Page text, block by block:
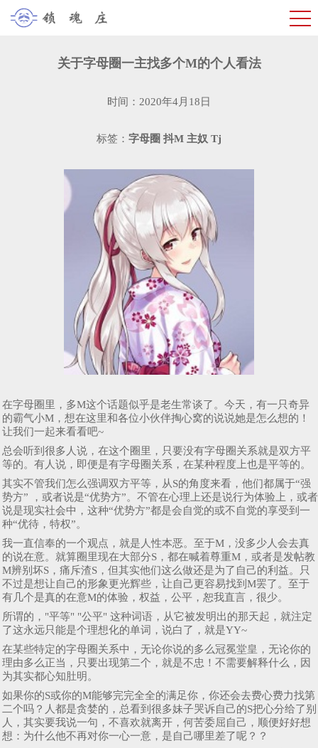
关于字母圈一主找多个M的个人看法
时间：2020年4月18日
标签： 字母圈 抖M 主奴 Tj
在字母圈里，多M这个话题似乎是老生常谈了。今天，有一只奇异
的霸气小M，想在这里和各位小伙伴掏心窝的说说她是怎么想的！
让我们一起来看看吧~
总会听到很多人说，在这个圈里，只要没有字母圈关系就是双方平
等的。有人说，即便是有字母圈关系，在某种程度上也是平等的。
其实不管我们怎么强调双方平等，从S的角度来看，他们都属于“强
势方” ，或者说是“优势方”。不管在心理上还是说行为体验上，或者
说是现实社会中，这种“优势方”都是会自觉的或不自觉的享受到一
种“优待，特权”。
我一直信奉的一个观点，就是人性本恶。至于M，没多少人会去真
的说在意。就算圈里现在大部分S，都在喊着尊重M，或者是发帖教
M辨别坏S，痛斥渣S，但其实他们这么做还是为了自己的利益。只
不过是想让自己的形象更光辉些，让自己更容易找到M罢了。至于
有几个是真的在意M的体验，权益，公平，恕我直言，很少。
所谓的，"平等" "公平" 这种词语，从它被发明出的那天起，就注定
了这永远只能是个理想化的单词，说白了，就是YY~
在某些特定的字母圈关系中，无论你说的多么冠冕堂皇，无论你的
理由多么正当，只要出现第二个，就是不忠！不需要解释什么，因
为其实都心知肚明。
如果你的S或你的M能够完完全全的满足你，你还会去费心费力找第
二个吗？人都是贪婪的，总看到很多妹子哭诉自己的S把心分给了别
人，其实要我说一句，不喜欢就离开，何苦委屈自己，顺便好好想
想：为什么他不再对你一心一意，是自己哪里差了呢？？